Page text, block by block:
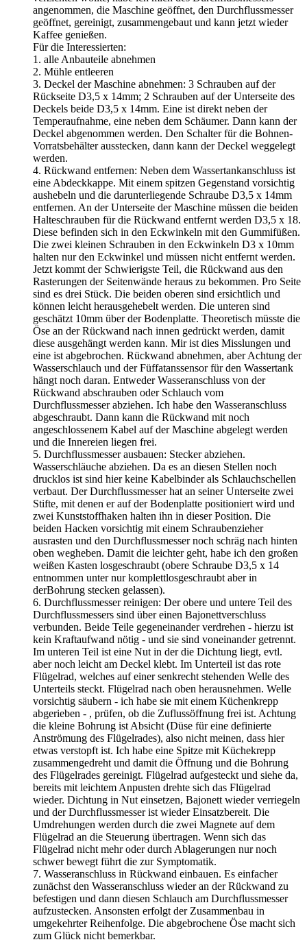
angenommen, die Maschine geöffnet, den Durchflussmesser
geöffnet, gereinigt, zusammengebaut und kann jetzt wieder
Kaffee genießen.
Für die Interessierten:
1. alle Anbauteile abnehmen
2. Mühle entleeren
3. Deckel der Maschine abnehmen: 3 Schrauben auf der
Rückseite D3,5 x 14mm; 2 Schrauben auf der Unterseite des
Deckels beide D3,5 x 14mm. Eine ist direkt neben der
Temperaufnahme, eine neben dem Schäumer. Dann kann der
Deckel abgenommen werden. Den Schalter für die Bohnen-
Vorratsbehälter ausstecken, dann kann der Deckel weggelegt
werden.
4. Rückwand entfernen: Neben dem Wassertankanschluss ist
eine Abdeckkappe. Mit einem spitzen Gegenstand vorsichtig
aushebeln und die darunterliegende Schraube D3,5 x 14mm
entfernen. An der Unterseite der Maschine müssen die beiden
Halteschrauben für die Rückwand entfernt werden D3,5 x 18.
Diese befinden sich in den Eckwinkeln mit den Gummifüßen.
Die zwei kleinen Schrauben in den Eckwinkeln D3 x 10mm
halten nur den Eckwinkel und müssen nicht entfernt werden.
Jetzt kommt der Schwierigste Teil, die Rückwand aus den
Rasterungen der Seitenwände heraus zu bekommen. Pro Seite
sind es drei Stück. Die beiden oberen sind ersichtlich und
können leicht herausgehebelt werden. Die unteren sind
geschätzt 10mm über der Bodenplatte. Theoretisch müsste die
Öse an der Rückwand nach innen gedrückt werden, damit
diese ausgehängt werden kann. Mir ist dies Misslungen und
eine ist abgebrochen. Rückwand abnehmen, aber Achtung der
Wasserschlauch und der Füffatanssensor für den Wassertank
hängt noch daran. Entweder Wasseranschluss von der
Rückwand abschrauben oder Schlauch vom
Durchflussmesser abziehen. Ich habe den Wasseranschluss
abgeschraubt. Dann kann die Rückwand mit noch
angeschlossenem Kabel auf der Maschine abgelegt werden
und die Innereien liegen frei.
5. Durchflussmesser ausbauen: Stecker abziehen.
Wasserschläuche abziehen. Da es an diesen Stellen noch
drucklos ist sind hier keine Kabelbinder als Schlauchschellen
verbaut. Der Durchflussmesser hat an seiner Unterseite zwei
Stifte, mit denen er auf der Bodenplatte positioniert wird und
zwei Kunststoffhaken halten ihn in dieser Position. Die
beiden Hacken vorsichtig mit einem Schraubenzieher
ausrasten und den Durchflussmesser noch schräg nach hinten
oben wegheben. Damit die leichter geht, habe ich den großen
weißen Kasten losgeschraubt (obere Schraube D3,5 x 14
entnommen unter nur komplettlosgeschraubt aber in
derBohrung stecken gelassen).
6. Durchflussmesser reinigen: Der obere und untere Teil des
Durchflussmessers sind über einen Bajonettverschluss
verbunden. Beide Teile gegeneinander verdrehen - hierzu ist
kein Kraftaufwand nötig - und sie sind voneinander getrennt.
Im unteren Teil ist eine Nut in der die Dichtung liegt, evtl.
aber noch leicht am Deckel klebt. Im Unterteil ist das rote
Flügelrad, welches auf einer senkrecht stehenden Welle des
Unterteils steckt. Flügelrad nach oben herausnehmen. Welle
vorsichtig säubern - ich habe sie mit einem Küchenkrepp
abgerieben - , prüfen, ob die Zuflussöffnung frei ist. Achtung
die kleine Bohrung ist Absicht (Düse für eine definierte
Anströmung des Flügelrades), also nicht meinen, dass hier
etwas verstopft ist. Ich habe eine Spitze mit Küchekrepp
zusammengedreht und damit die Öffnung und die Bohrung
des Flügelrades gereinigt. Flügelrad aufgesteckt und siehe da,
bereits mit leichtem Anpusten drehte sich das Flügelrad
wieder. Dichtung in Nut einsetzen, Bajonett wieder verriegeln
und der Durchflussmesser ist wieder Einsatzbereit. Die
Umdrehungen werden durch die zwei Magnete auf dem
Flügelrad an die Steuerung übertragen. Wenn sich das
Flügelrad nicht mehr oder durch Ablagerungen nur noch
schwer bewegt führt die zur Symptomatik.
7. Wasseranschluss in Rückwand einbauen. Es einfacher
zunächst den Wasseranschluss wieder an der Rückwand zu
befestigen und dann diesen Schlauch am Durchflussmesser
aufzustecken. Ansonsten erfolgt der Zusammenbau in
umgekehrter Reihenfolge. Die abgebrochene Öse macht sich
zum Glück nicht bemerkbar.